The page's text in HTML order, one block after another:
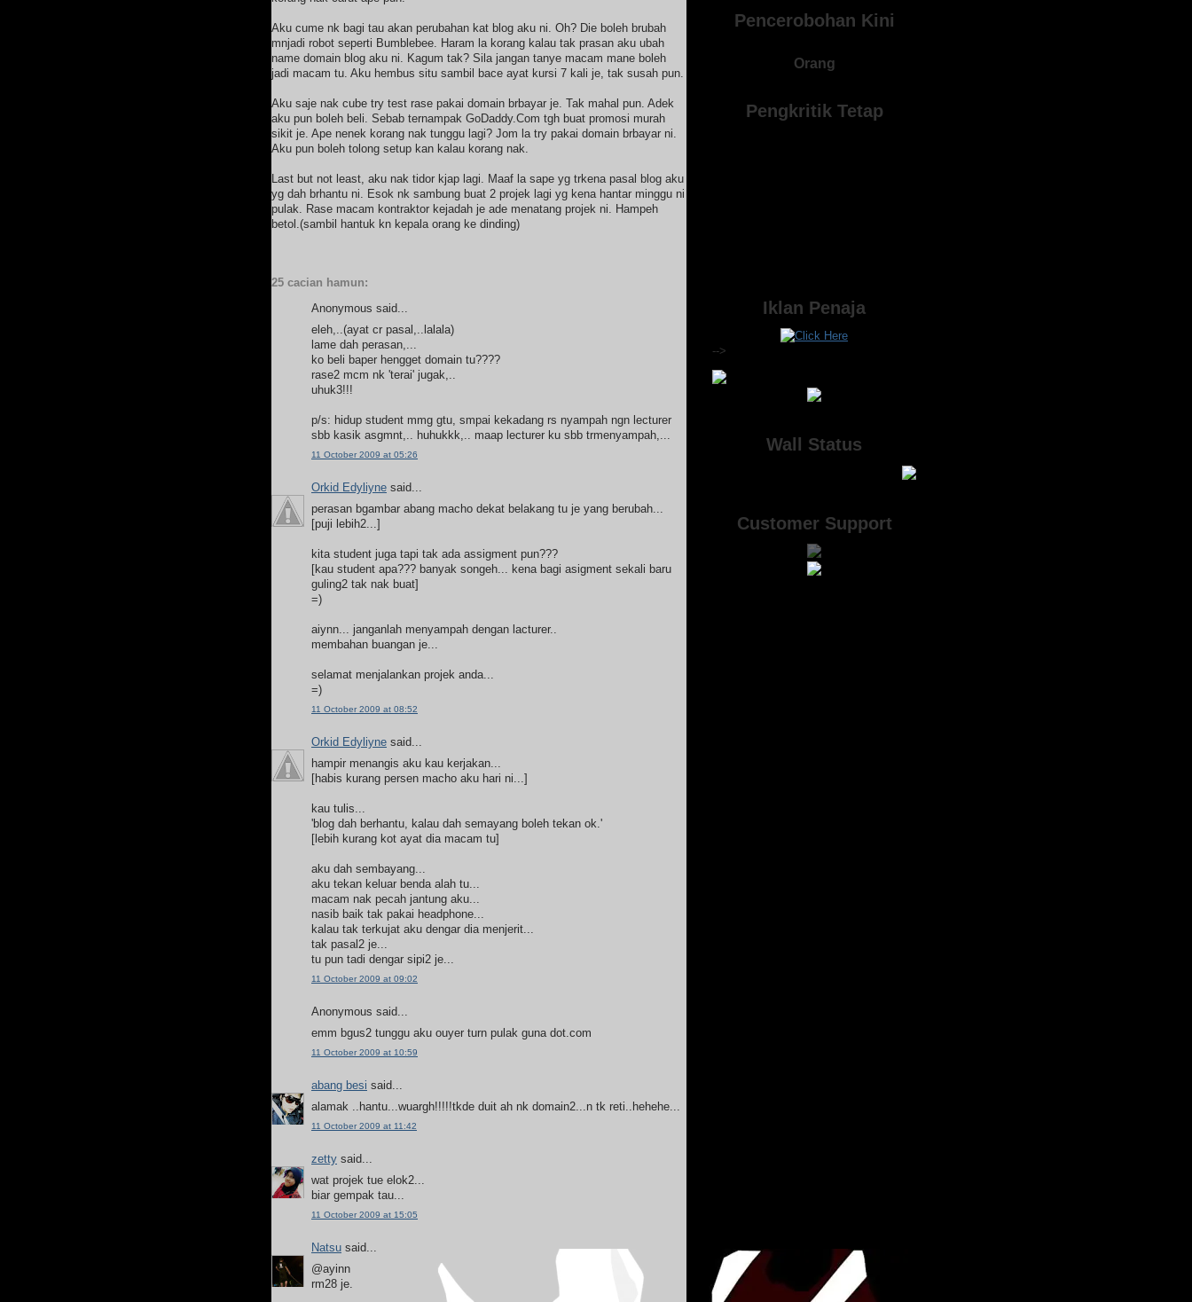
Aku cume nk bagi tau akan perubahan kat blog aku ni. Oh? Die boleh brubah
mnjadi robot seperti Bumblebee. Haram la korang kalau tak prasan aku ubah
name domain blog aku ni. Kagum tak? Sila jangan tanye macam mane boleh
jadi macam tu. Aku hembus situ sambil bace ayat kursi 7 kali je, tak susah pun.
Aku saje nak cube try test rase pakai domain brbayar je. Tak mahal pun. Adek
aku pun boleh beli. Sebab ternampak GoDaddy.Com tgh buat promosi murah
sikit je. Ape nenek korang nak tunggu lagi? Jom la try pakai domain brbayar ni.
Aku pun boleh tolong setup kan kalau korang nak.
Last but not least, aku nak tidor kjap lagi. Maaf la sape yg trkena pasal blog aku
yg dah brhantu ni. Esok nk sambung buat 2 projek lagi yg kena hantar minggu ni
pulak. Rase macam kontraktor kejadah je ade menatang projek ni. Hampeh
betol.(sambil hantuk kn kepala orang ke dinding)
25 cacian hamun:
Anonymous said...
eleh,..(ayat cr pasal,..lalala)
lame dah perasan,...
ko beli baper hengget domain tu????
rase2 mcm nk 'terai' jugak,..
uhuk3!!!
p/s: hidup student mmg gtu, smpai kekadang rs nyampah ngn lecturer
sbb kasik asgmnt,.. huhukkk,.. maap lecturer ku sbb trmenyampah,...
11 October 2009 at 05:26
Orkid Edyliyne said...
perasan bgambar abang macho dekat belakang tu je yang berubah...
[puji lebih2...]
kita student juga tapi tak ada assigment pun???
[kau student apa??? banyak songeh... kena bagi asigment sekali baru
guling2 tak nak buat]
=)
aiynn... janganlah menyampah dengan lacturer..
membahan buangan je...
selamat menjalankan projek anda...
=)
11 October 2009 at 08:52
Orkid Edyliyne said...
hampir menangis aku kau kerjakan...
[habis kurang persen macho aku hari ni...]
kau tulis...
'blog dah berhantu, kalau dah semayang boleh tekan ok.'
[lebih kurang kot ayat dia macam tu]
aku dah sembayang...
aku tekan keluar benda alah tu...
macam nak pecah jantung aku...
nasib baik tak pakai headphone...
kalau tak terkujat aku dengar dia menjerit...
tak pasal2 je...
tu pun tadi dengar sipi2 je...
11 October 2009 at 09:02
Anonymous said...
emm bgus2 tunggu aku ouyer turn pulak guna dot.com
11 October 2009 at 10:59
abang besi said...
alamak ..hantu...wuargh!!!!!tkde duit ah nk domain2...n tk reti..hehehe...
11 October 2009 at 11:42
zetty said...
wat projek tue elok2...
biar gempak tau...
11 October 2009 at 15:05
Natsu said...
@ayinn
rm28 je.
Pencerobohan Kini
Orang
Pengkritik Tetap
Iklan Penaja
-->
Wall Status
Customer Support